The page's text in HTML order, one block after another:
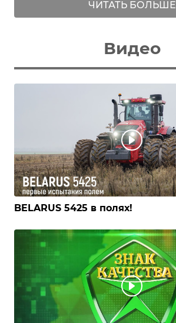
ЧИТАТЬ БОЛЬШЕ
Видео
BELARUS 5425 в полях!